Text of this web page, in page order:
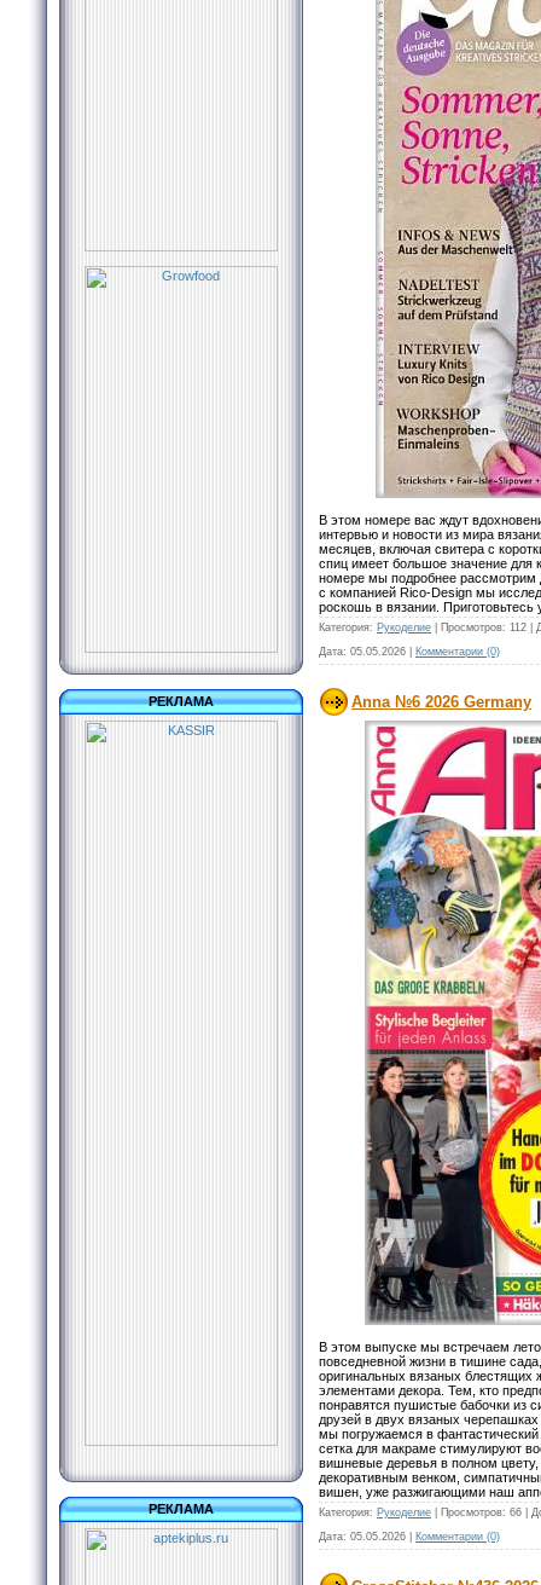
РЕКЛАМА
РЕКЛАМА
В этом номере вас ждут
интервью и новости из мира
месяцев, включая свитера с
спиц имеет большое значение для
номере мы подробнее
с компанией Rico-Design мы
роскошь в вязании. Приготовьтесь
Категория: Рукоделие Просмотров: 112
Дата: 05.05.2026 Комментарии (0)
Anna №6 2026 Germany
В этом выпуске мы встречаем
повседневной жизни в тишине
оригинальных вязаных блестящих
элементами декора. Тем, кто
понравятся пушистые бабочки из
друзей в двух вязаных
мы погружаемся в
сетка для макраме стимулируют
вишневые деревья в полном
декоративным венком,
вишен, уже разжигающими наш
Категория: Рукоделие Просмотров: 66
Дата: 05.05.2026 Комментарии (0)